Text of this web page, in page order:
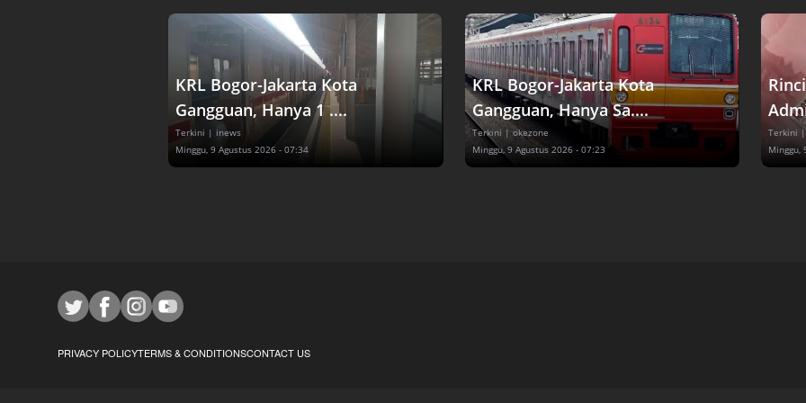
KRL Bogor-Jakarta Kota
Gangguan, Hanya 1 ....
Terkini | inews
Minggu, 9 Agustus 2026 - 07:34
KRL Bogor-Jakarta Kota
Gangguan, Hanya Sa....
Terkini | okezone
Minggu, 9 Agustus 2026 - 07:23
Terkini
Minggu,
PRIVACY POLICYTERMS & CONDITIONSCONTACT US